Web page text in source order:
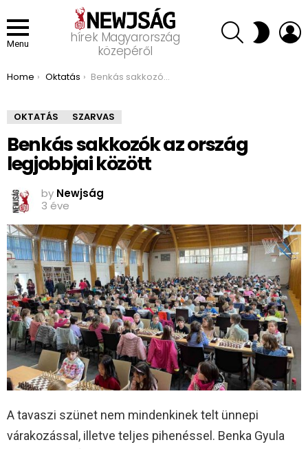
Menu
hírek Magyarország
közepéről
SEARCH SWITCH
SKIN
You are here:
Home Oktatás Benkás sakkozók az ország legjobbjai között
OKTATÁS SZARVAS
Benkás sakkozók az ország
legjobbjai között
by Newjság
3 éve
A tavaszi szünet nem mindenkinek telt ünnepi
várakozással, illetve teljes pihenéssel. Benka Gyula